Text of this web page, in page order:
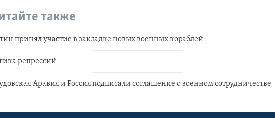
также
принял участие в закладке новых военных кораблей
репрессий
Аравия и Россия подписали соглашение о военном сотрудничестве